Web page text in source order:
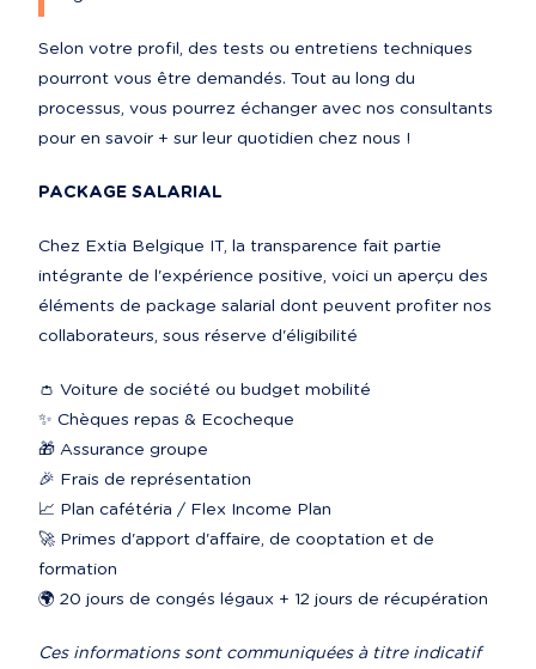
Selon votre profil, des tests ou entretiens techniques
pourront vous être demandés. Tout au long du
processus, vous pourrez échanger avec nos consultants
pour en savoir + sur leur quotidien chez nous !
PACKAGE SALARIAL
Chez Extia Belgique IT, la transparence fait partie
intégrante de l'expérience positive, voici un aperçu des
éléments de package salarial dont peuvent profiter nos
collaborateurs, sous réserve d'éligibilité
👛 Voiture de société ou budget mobilité
✨ Chèques repas & Ecocheque
🎁 Assurance groupe
🎉 Frais de représentation
📈 Plan cafétéria / Flex Income Plan
🚀 Primes d'apport d'affaire, de cooptation et de
formation
🌍 20 jours de congés légaux + 12 jours de récupération
Ces informations sont communiquées à titre indicatif